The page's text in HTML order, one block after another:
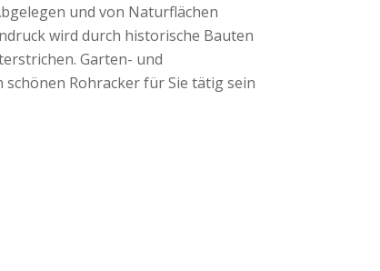
und von Naturflächen
wird durch historische Bauten
Garten- und
Rohracker für Sie tätig sein